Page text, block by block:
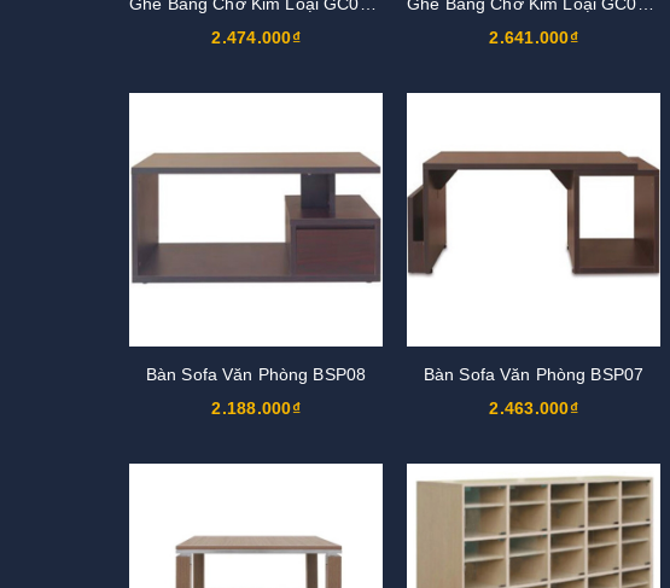
2.474.000₫
2.641.000₫
Bàn Sofa Văn Phòng BSP08
2.188.000₫
Bàn Sofa Văn Phòng BSP07
2.463.000₫